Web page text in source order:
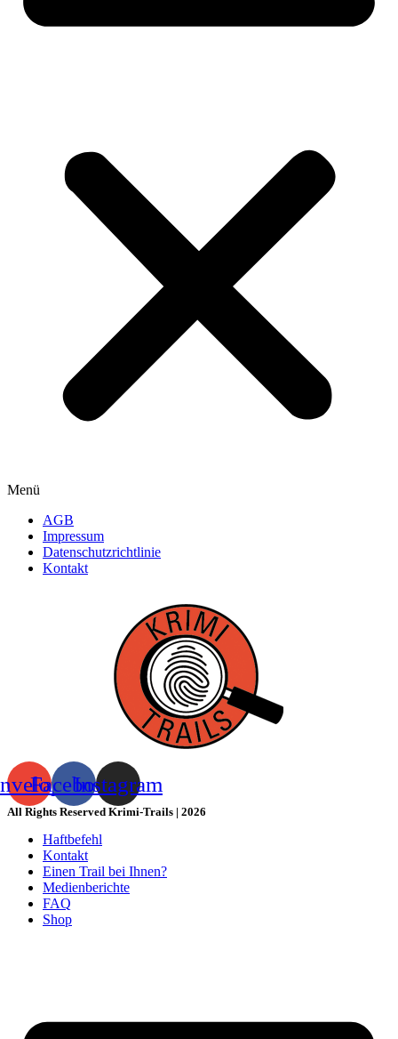
Menü
AGB
Impressum
Datenschutzrichtlinie
Kontakt
FacebookInstagram
All Rights Reserved Krimi-Trails | 2026
Haftbefehl
Kontakt
Einen Trail bei Ihnen?
Medienberichte
FAQ
Shop